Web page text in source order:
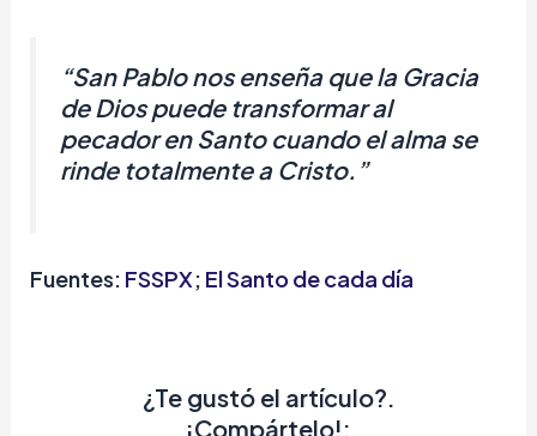
“San Pablo nos enseña que la Gracia
de Dios puede transformar al
pecador en Santo cuando el alma se
rinde totalmente a Cristo. ”
Fuentes: FSSPX; El Santo de cada día
¿Te gustó el artículo?.
¡Compártelo!: